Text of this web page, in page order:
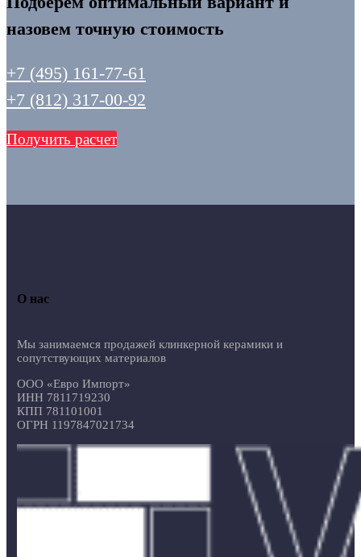
назовем точную стоимость
+7 (495) 161-77-61
+7 (812) 317-00-92
Получить расчет
О нас
Мы занимаемся продажей клинкерной керамики и
сопутствующих материалов
ООО «Евро Импорт»
ИНН 7811719230
КПП 781101001
ОГРН 1197847021734